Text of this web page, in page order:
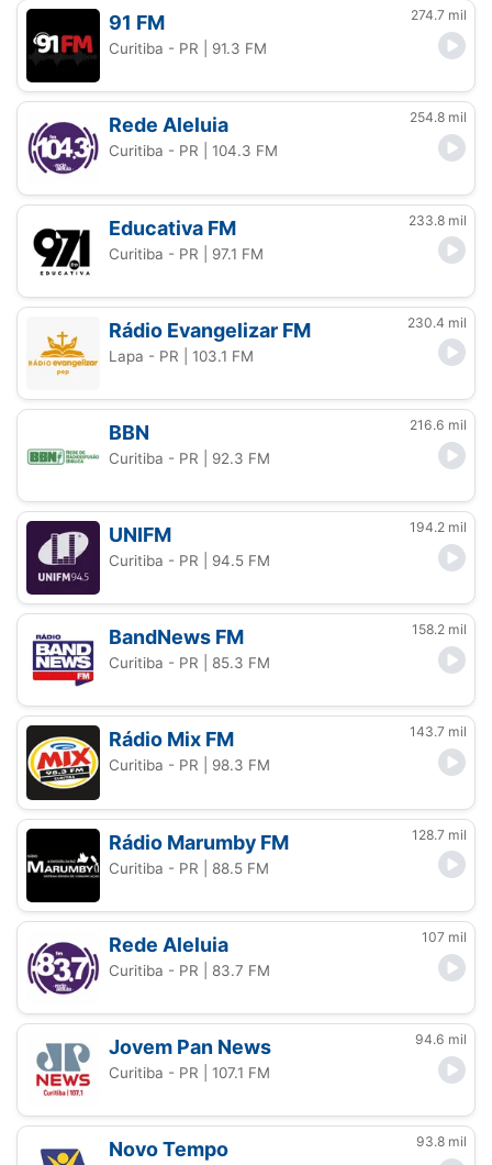
91 FM 274.7 mil
Curitiba - PR | 91.3 FM
Rede Aleluia 254.8 mil
Curitiba - PR | 104.3 FM
Educativa FM 233.8 mil
Curitiba - PR | 97.1 FM
Rádio Evangelizar FM 230.4 mil
Lapa - PR | 103.1 FM
BBN 216.6 mil
Curitiba - PR | 92.3 FM
UNIFM 194.2 mil
Curitiba - PR | 94.5 FM
BandNews FM 158.2 mil
Curitiba - PR | 85.3 FM
Rádio Mix FM 143.7 mil
Curitiba - PR | 98.3 FM
Rádio Marumby FM 128.7 mil
Curitiba - PR | 88.5 FM
Rede Aleluia 107 mil
Curitiba - PR | 83.7 FM
Jovem Pan News 94.6 mil
Curitiba - PR | 107.1 FM
Novo Tempo 93.8 mil